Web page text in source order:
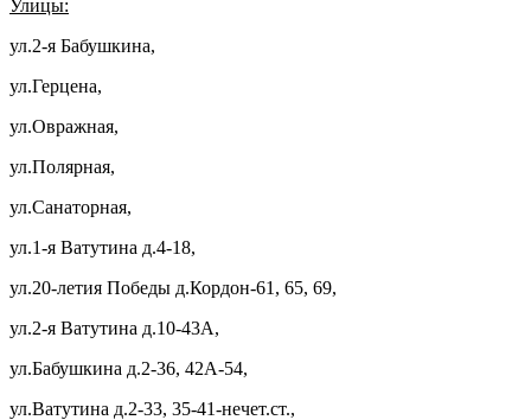
Улицы:
ул.2-я Бабушкина,
ул.Герцена,
ул.Овражная,
ул.Полярная,
ул.Санаторная,
ул.1-я Ватутина д.4-18,
ул.20-летия Победы д.Кордон-61, 65, 69,
ул.2-я Ватутина д.10-43А,
ул.Бабушкина д.2-36, 42А-54,
ул.Ватутина д.2-33, 35-41-нечет.ст.,